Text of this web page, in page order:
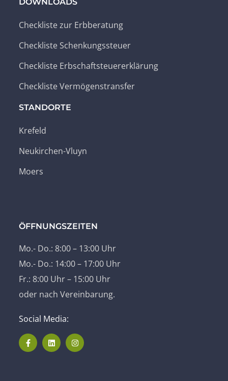
Checkliste zur Erbberatung
Checkliste Schenkungssteuer
Checkliste Erbschaftsteuererklärung
Checkliste Vermögenstransfer
STANDORTE
Krefeld
Neukirchen-Vluyn
Moers
ÖFFNUNGSZEITEN
Mo.- Do.: 8:00 – 13:00 Uhr
Mo.- Do.: 14:00 – 17:00 Uhr
Fr.: 8:00 Uhr – 15:00 Uhr
oder nach Vereinbarung.
Social Media: